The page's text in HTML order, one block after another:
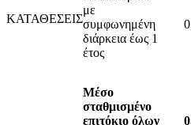
ΚΑΤΑΘΕΣΕΙΣ
με
συμφωνημένη
διάρκεια έως 1
έτος
Μέσο
σταθμισμένο
επιτόκιο όλων